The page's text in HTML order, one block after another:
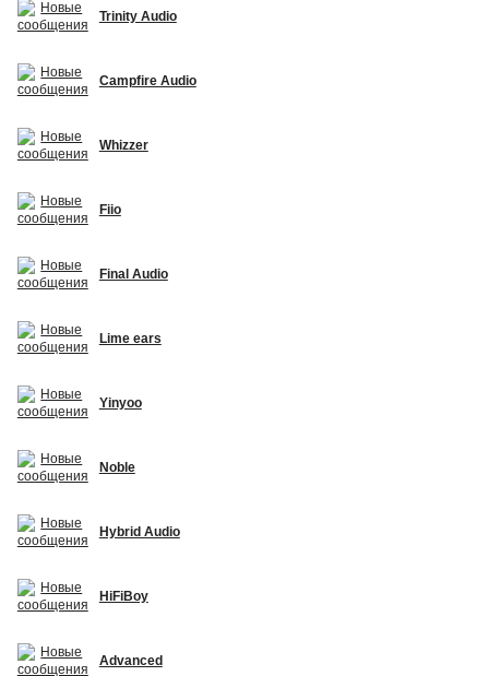
Trinity Audio
Campfire Audio
Whizzer
Fiio
Final Audio
Lime ears
Yinyoo
Noble
Hybrid Audio
HiFiBoy
Advanced